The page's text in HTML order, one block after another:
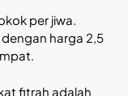
per jiwa.
harga 2,5
fitrah adalah